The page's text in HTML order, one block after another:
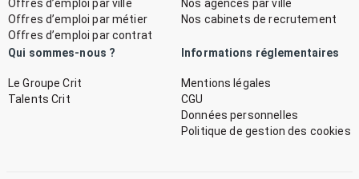
Offres d’emploi par ville
Offres d’emploi par métier
Offres d’emploi par contrat
Nos agences par ville
Nos cabinets de recrutement
Qui sommes-nous ?
Le Groupe Crit
Talents Crit
Informations réglementaires
Mentions légales
CGU
Données personnelles
Politique de gestion des cookies